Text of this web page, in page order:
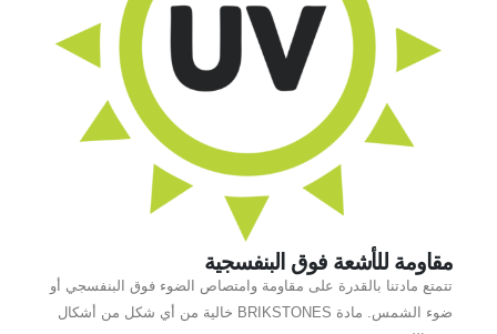
مقاومة للأشعة فوق البنفسجية
تتمتع مادتنا بالقدرة على مقاومة وامتصاص الضوء فوق البنفسجي أو
ضوء الشمس. مادة BRIKSTONES خالية من أي شكل من أشكال